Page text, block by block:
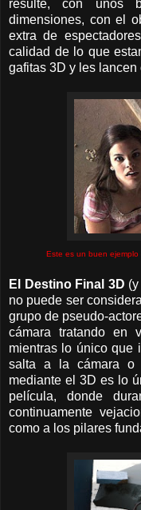
resulte, con unos
dimensiones, con el
extra de
calidad de lo que
gafitas 3D y les lancen
Este es un buen ejemplo
El Destino Final 3D
no puede ser
grupo de pseudo-
cámara tratando en
mientras lo único que
salta a la cámara o
mediante el 3D es lo
película, donde
continuamente
como a los pilares